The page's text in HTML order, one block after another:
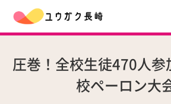
圧巻！全校生徒470人参
校ペーロン大